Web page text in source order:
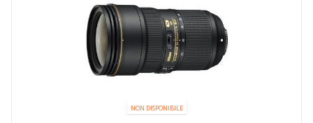
NON DISPONIBILE